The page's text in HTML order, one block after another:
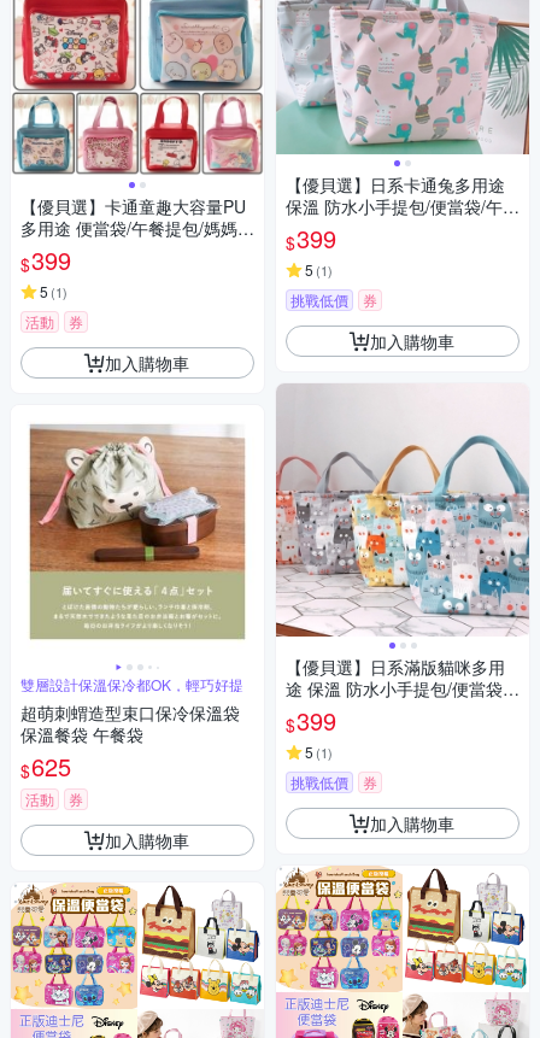
【優貝選】卡通童趣大容量PU
多用途 便當袋/午餐提包/媽媽提
包
$399
5 (1)
活動 券
加入購物車
雙層設計保溫保冷都OK，輕巧好提
超萌刺蝟造型束口保冷保溫袋
保溫餐袋 午餐袋
$625
活動 券
加入購物車
【優貝選】日系卡通兔多用途
保溫 防水小手提包/便當袋/午餐
提包(4色)
$399
5 (1)
挑戰低價 券
加入購物車
【優貝選】日系滿版貓咪多用
途 保溫 防水小手提包/便當袋/
午餐提包(4色)
$399
5 (1)
挑戰低價 券
加入購物車